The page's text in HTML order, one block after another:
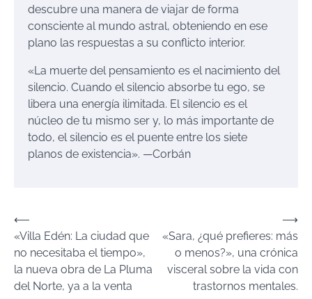
descubre una manera de viajar de forma
consciente al mundo astral, obteniendo en ese
plano las respuestas a su conflicto interior.
«La muerte del pensamiento es el nacimiento del
silencio. Cuando el silencio absorbe tu ego, se
libera una energía ilimitada. El silencio es el
núcleo de tu mismo ser y, lo más importante de
todo, el silencio es el puente entre los siete
planos de existencia». —Corbán
Navegación
de
entradas
⟵
«Villa Edén: La ciudad que
no necesitaba el tiempo»,
la nueva obra de La Pluma
del Norte, ya a la venta
«Sara, ¿qué prefieres: más
o menos?», una crónica
visceral sobre la vida con
trastornos mentales.
⟶